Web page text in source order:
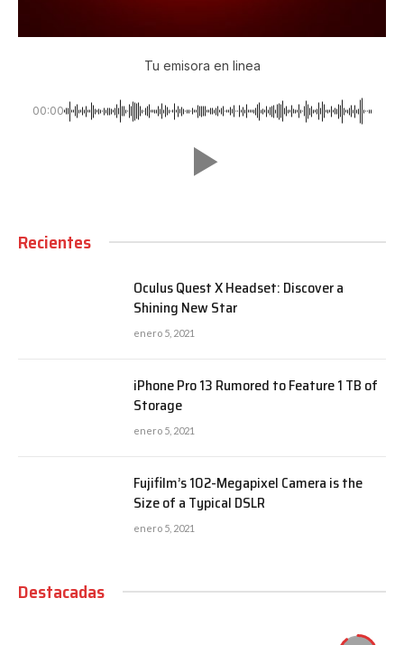
Tu emisora en linea
00:00
Recientes
Oculus Quest X Headset: Discover a
Shining New Star
enero 5, 2021
iPhone Pro 13 Rumored to Feature 1 TB of
Storage
enero 5, 2021
Fujifilm’s 102-Megapixel Camera is the
Size of a Typical DSLR
enero 5, 2021
Destacadas